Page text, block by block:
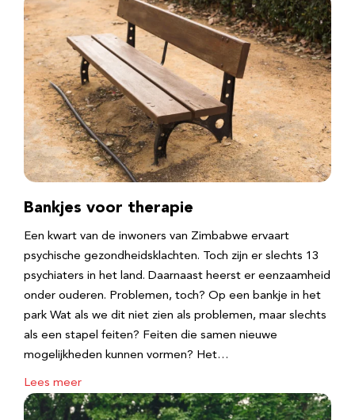
Bankjes voor therapie
Een kwart van de inwoners van Zimbabwe ervaart
psychische gezondheidsklachten. Toch zijn er slechts 13
psychiaters in het land. Daarnaast heerst er eenzaamheid
onder ouderen. Problemen, toch? Op een bankje in het
park Wat als we dit niet zien als problemen, maar slechts
als een stapel feiten? Feiten die samen nieuwe
mogelijkheden kunnen vormen? Het…
Lees meer